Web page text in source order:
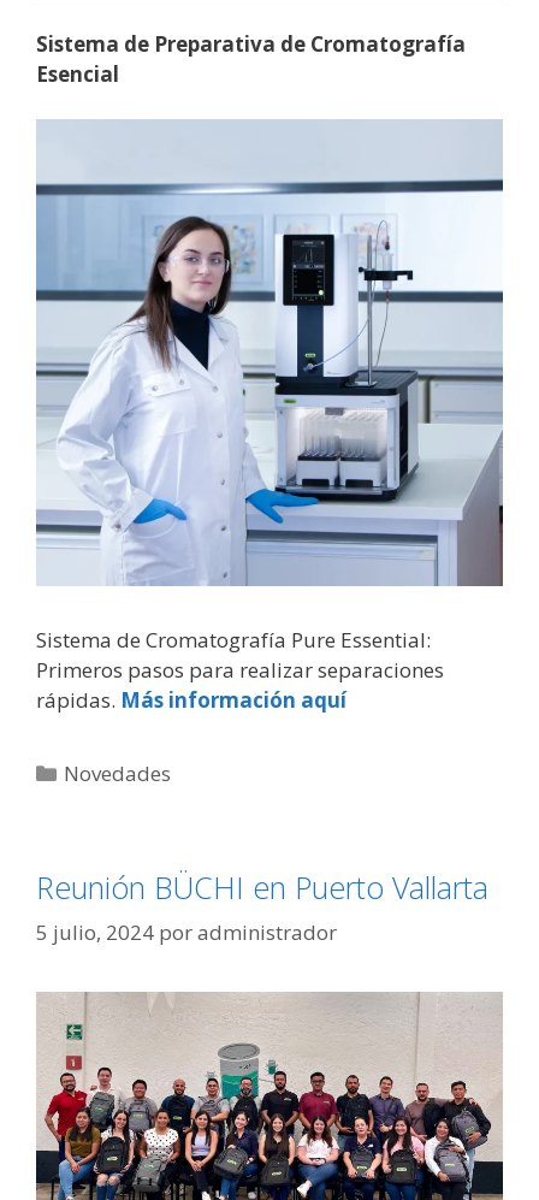
Sistema de Preparativa de Cromatografía
Esencial
Sistema de Cromatografía Pure Essential:
Primeros pasos para realizar separaciones
rápidas. Más información aquí
Novedades
Reunión BÜCHI en Puerto Vallarta
5 julio, 2024 poradministrador